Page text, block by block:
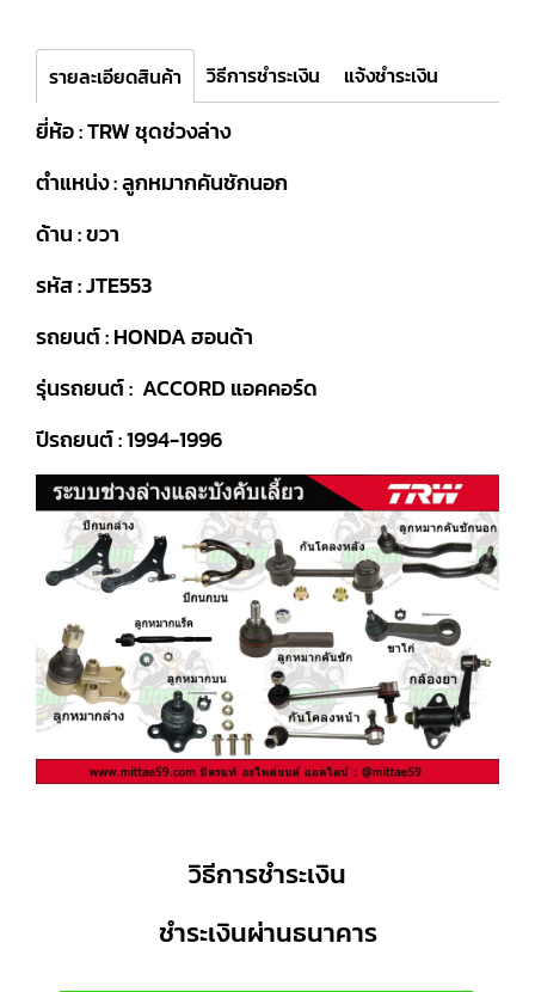
รายละเอียดสินค้า วิธีการชำระเงิน แจ้งชำระเงิน
ยี่ห้อ : TRW ชุดช่วงล่าง
ตำแหน่ง : ลูกหมากคันชักนอก
ด้าน : ขวา
รหัส : JTE553
รถยนต์ : HONDA ฮอนด้า
รุ่นรถยนต์ : ACCORD แอคคอร์ด
ปีรถยนต์ : 1994-1996
วิธีการชำระเงิน
ชำระเงินผ่านธนาคาร